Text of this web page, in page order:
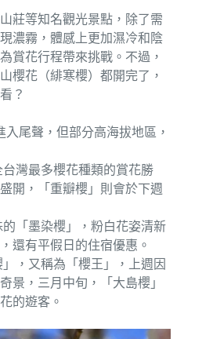
莊等知名觀光景點，除了需
濃霧，體感上更加濕冷和陰
賞花行程帶來挑戰。不過，
櫻花（緋寒櫻）都開完了，
？
尾聲，但部分高海拔地區，
灣最多櫻花種類的賞花勝
開，「重瓣櫻」則會於下週
「墨染櫻」，粉白花姿清新
還有平假日的住宿優惠。
，又稱為「櫻王」，上週因
景，三月中旬，「大島櫻」
的遊客。